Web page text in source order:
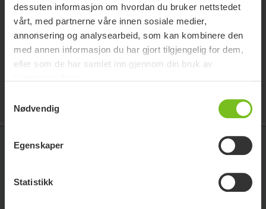
dessuten informasjon om hvordan du bruker nettstedet
vårt, med partnerne våre innen sosiale medier,
annonsering og analysearbeid, som kan kombinere den
med annen informasjon du har gjort tilgjengelig for dem,
eller som de har samlet inn gjennom din bruk av
Nødvendig
Egenskaper
Statistikk
Ordrenummer
Kundenummer
Etac AS